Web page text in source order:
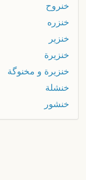
خنروح
خنزره
خنزير
خنزيرة
خنزيرة و مخنوگة
خنشلة
خنشور